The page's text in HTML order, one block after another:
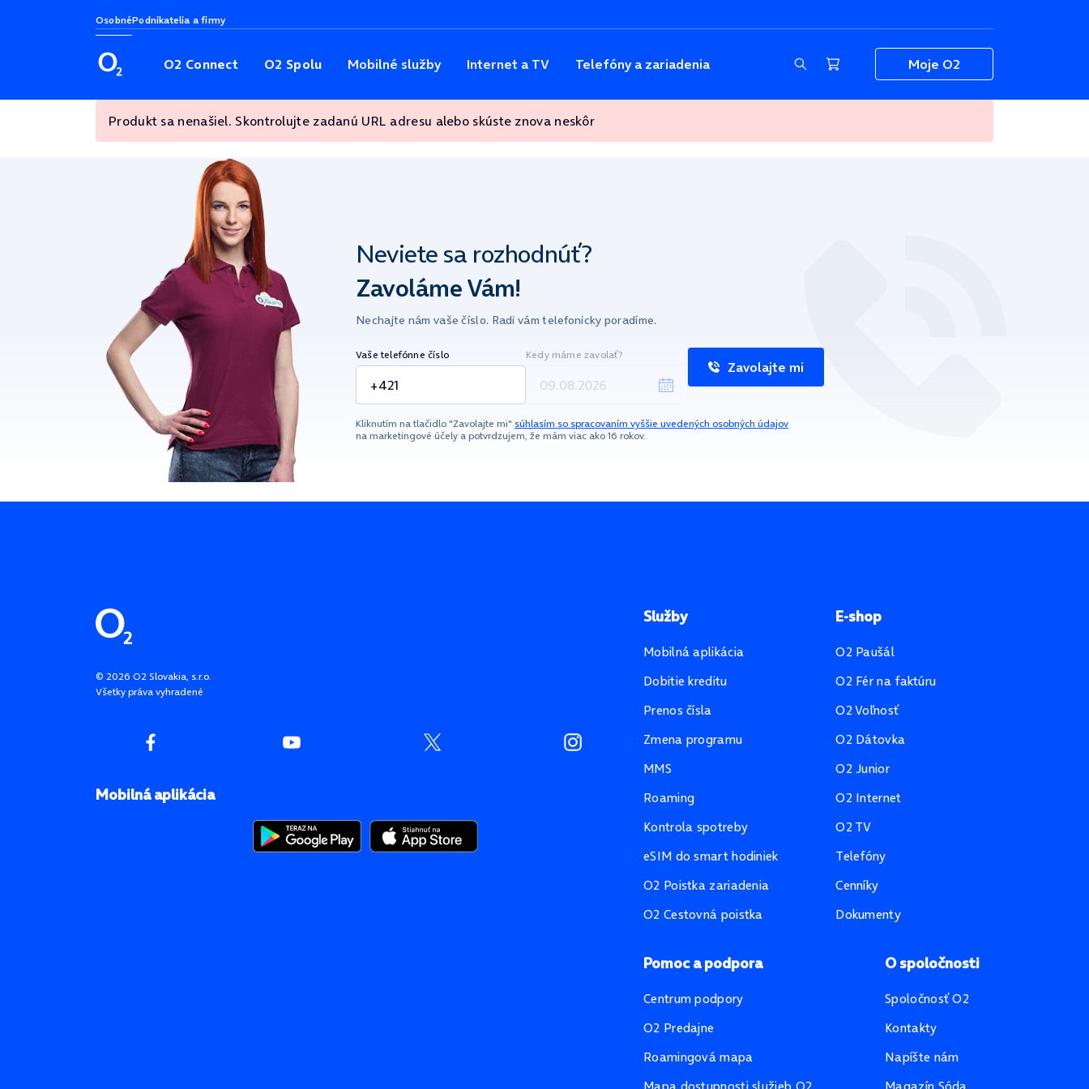
OsobnéPodnikatelia a firmy
O2 Connect O2 Spolu Mobilné služby Internet a TV Telefóny a zariadenia Moje O2
Produkt sa nenašiel. Skontrolujte zadanú URL adresu alebo skúste znova neskôr
Neviete sa rozhodnúť?
Zavoláme Vám!
Nechajte nám vaše číslo. Radi vám telefonicky poradíme.
Vaše telefónne číslo Kedy máme zavolať?
Zavolajte mi
Kliknutím na tlačidlo "Zavolajte mi" súhlasím so spracovaním vyššie uvedených osobných údajov
na marketingové účely a potvrdzujem, že mám viac ako 16 rokov.
Pätička stránky
© 2026 O2 Slovakia, s.r.o.
Všetky práva vyhradené
Mobilná aplikácia
Služby
Mobilná aplikácia
Dobitie kreditu
Prenos čísla
Zmena programu
MMS
Roaming
Kontrola spotreby
eSIM do smart hodiniek
O2 Poistka zariadenia
O2 Cestovná poistka
E-shop
O2 Paušál
O2 Fér na faktúru
O2 Voľnosť
O2 Dátovka
O2 Junior
O2 Internet
O2 TV
Telefóny
Cenníky
Dokumenty
Pomoc a podpora
Centrum podpory
O2 Predajne
Roamingová mapa
O spoločnosti
Spoločnosť O2
Kontakty
Napíšte nám